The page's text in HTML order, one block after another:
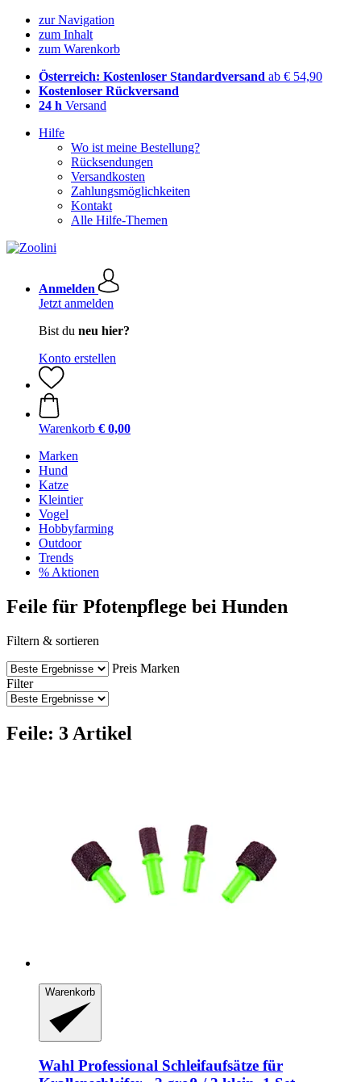
zur Navigation
zum Inhalt
zum Warenkorb
Österreich: Kostenloser Standardversand ab € 54,90
Kostenloser Rückversand
24 h Versand
Hilfe
Wo ist meine Bestellung?
Rücksendungen
Versandkosten
Zahlungsmöglichkeiten
Kontakt
Alle Hilfe-Themen
Anmelden
Jetzt anmelden
Bist du neu hier?
Konto erstellen
Warenkorb € 0,00
Marken
Hund
Katze
Kleintier
Vogel
Hobbyfarming
Outdoor
Trends
% Aktionen
Feile für Pfotenpflege bei Hunden
Filtern & sortieren
Preis Marken
Filter
Feile: 3 Artikel
Warenkorb
Wahl Professional Schleifaufsätze für